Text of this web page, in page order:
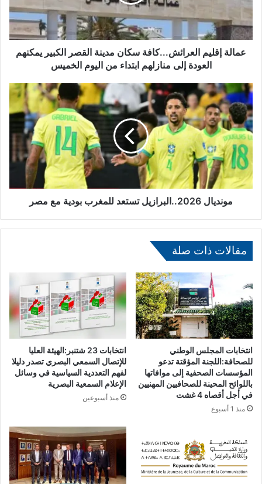
ل
ي
ع
ر
ا
ئ
ش
.
.
.
ك
ا
م
د
ي
ن
ة
ا
ل
ق
ص
ر
ا
عمالة إقليم العرائش...كافة سكان مدينة القصر الكبير يمكنهم
العودة إلى منازلهم ابتداء من اليوم الخميس
م
و
ن
د
ي
ل
2
0
ل
ر
ا
ز
ي
ل
ت
س
ت
ع
د
ل
ب
مونديال 2026..البرازيل تستعد للمغرب بودية مع مصر
مقالات ذات صلة
انتخابات المجلس الوطني
للصحافة:اللجنة المؤقتة تدعو
المؤسسات الصحفية إلى موافاتها
باللوائح المحينة للصحافيين المهنيين
في أجل أقصاه 4 غشت
منذ 1 أسبوع
انتخابات 23 شتنبر:الهيئة العليا
للإتصال السمعي البصري تصدر دليلا
لفهم التعددية السياسية في وسائل
الإعلام السمعية البصرية
منذ أسبوعين